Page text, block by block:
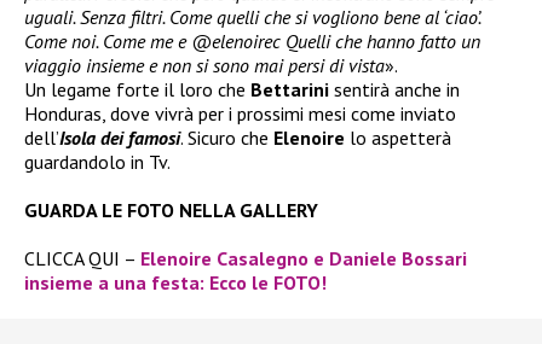
uguali. Senza filtri. Come quelli che si vogliono bene al ‘ciao’.
Come noi. Come me e @elenoirec Quelli che hanno fatto un
viaggio insieme e non si sono mai persi di vista».
Un legame forte il loro che Bettarini sentirà anche in
Honduras, dove vivrà per i prossimi mesi come inviato
dell’Isola dei famosi. Sicuro che Elenoire lo aspetterà
guardandolo in Tv.
GUARDA LE FOTO NELLA GALLERY
CLICCA QUI – Elenoire Casalegno e Daniele Bossari
insieme a una festa: Ecco le FOTO!